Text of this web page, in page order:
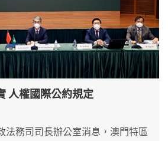
人權國際公約規定
務司司長辦公室消息，澳門特區